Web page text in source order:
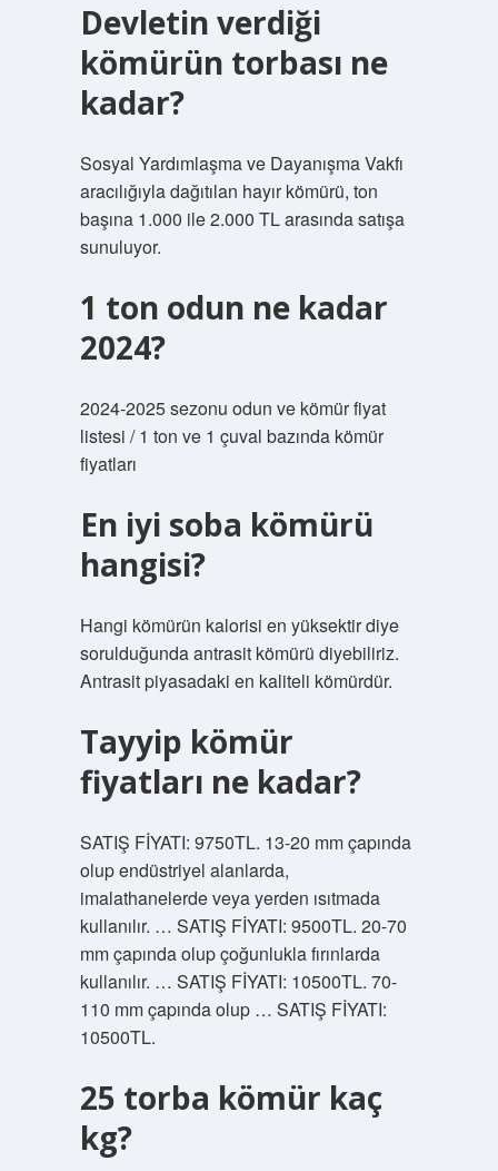
Devletin verdiği
kömürün torbası ne
kadar?
Sosyal Yardımlaşma ve Dayanışma Vakfı
aracılığıyla dağıtılan hayır kömürü, ton
başına 1.000 ile 2.000 TL arasında satışa
sunuluyor.
1 ton odun ne kadar
2024?
2024-2025 sezonu odun ve kömür fiyat
listesi / 1 ton ve 1 çuval bazında kömür
fiyatları
En iyi soba kömürü
hangisi?
Hangi kömürün kalorisi en yüksektir diye
sorulduğunda antrasit kömürü diyebiliriz.
Antrasit piyasadaki en kaliteli kömürdür.
Tayyip kömür
fiyatları ne kadar?
SATIŞ FİYATI: 9750TL. 13-20 mm çapında
olup endüstriyel alanlarda,
imalathanelerde veya yerden ısıtmada
kullanılır. … SATIŞ FİYATI: 9500TL. 20-70
mm çapında olup çoğunlukla fırınlarda
kullanılır. … SATIŞ FİYATI: 10500TL. 70-
110 mm çapında olup … SATIŞ FİYATI:
10500TL.
25 torba kömür kaç
kg?